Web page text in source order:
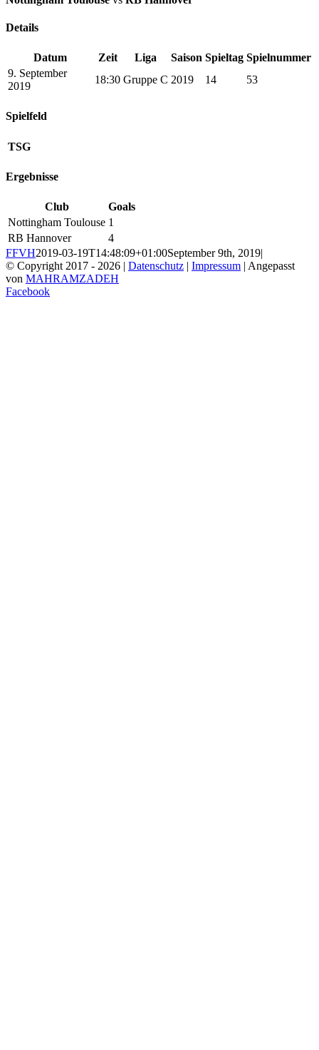
Details
Datum Zeit Liga Saison Spieltag Spielnummer
9. September
2019
18:30 Gruppe C 2019 14 53
Spielfeld
TSG
Ergebnisse
Club
Goals
Nottingham Toulouse 1
RB Hannover
4
FFVH2019-03-19T14:48:09+01:00September 9th, 2019|
© Copyright 2017 - 2026 | Datenschutz | Impressum | Angepasst
von MAHRAMZADEH
Facebook